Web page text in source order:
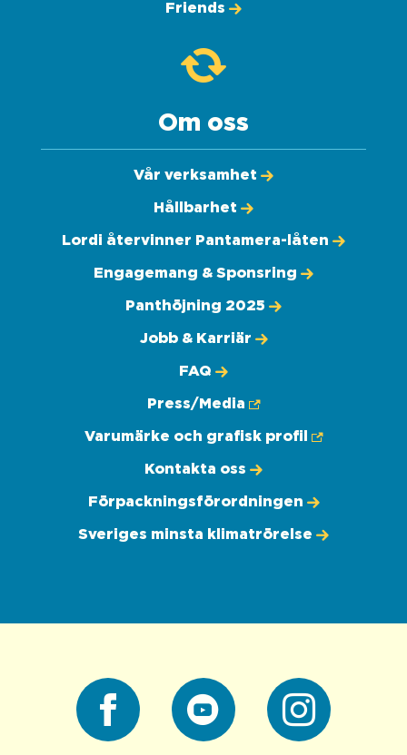
Friends
Om oss
Vår verksamhet
Hållbarhet
Lordi återvinner Pantamera-låten
Engagemang & Sponsring
Panthöjning 2025
Jobb & Karriär
FAQ
Press/Media
Varumärke och grafisk profil
Kontakta oss
Förpackningsförordningen
Sveriges minsta klimatrörelse